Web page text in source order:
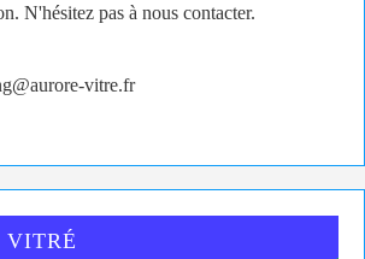
N'hésitez pas à nous contacter.
vitre.fr
VITRÉ